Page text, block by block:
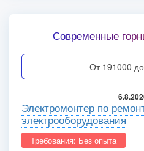
Современные
от 191000
Электромонтер по
электрооборудования
Требования: Без опыта